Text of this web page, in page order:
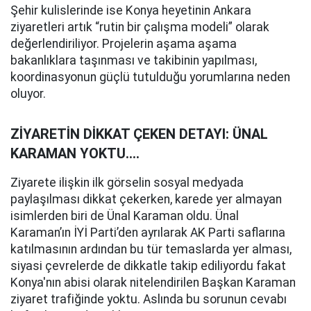
Şehir kulislerinde ise Konya heyetinin Ankara
ziyaretleri artık “rutin bir çalışma modeli” olarak
değerlendiriliyor. Projelerin aşama aşama
bakanlıklara taşınması ve takibinin yapılması,
koordinasyonun güçlü tutulduğu yorumlarına neden
oluyor.
ZİYARETİN DİKKAT ÇEKEN DETAYI: ÜNAL
KARAMAN YOKTU....
Ziyarete ilişkin ilk görselin sosyal medyada
paylaşılması dikkat çekerken, karede yer almayan
isimlerden biri de Ünal Karaman oldu. Ünal
Karaman’ın İYİ Parti’den ayrılarak AK Parti saflarına
katılmasının ardından bu tür temaslarda yer alması,
siyasi çevrelerde de dikkatle takip ediliyordu fakat
Konya'nın abisi olarak nitelendirilen Başkan Karaman
ziyaret trafiğinde yoktu. Aslında bu sorunun cevabı